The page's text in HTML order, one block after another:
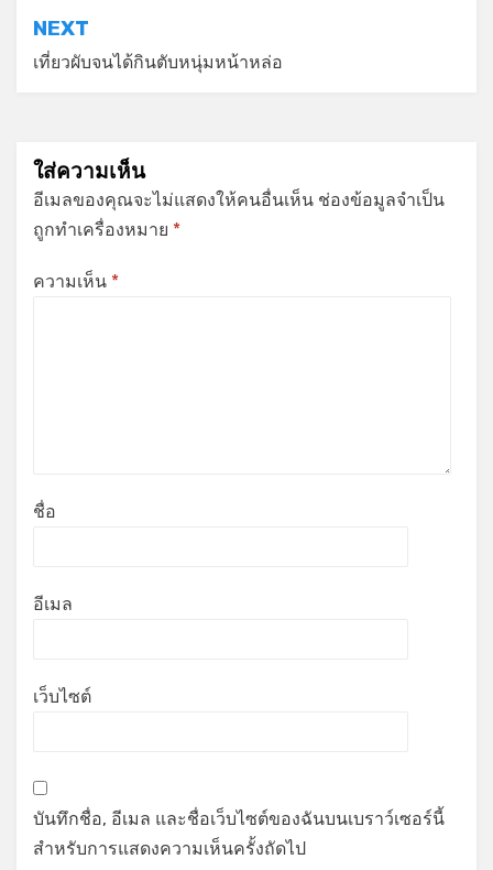
NEXT
เที่ยวผับจนได้กินตับหนุ่มหน้าหล่อ
ใส่ความเห็น
อีเมลของคุณจะไม่แสดงให้คนอื่นเห็น ช่องข้อมูลจำเป็น
ถูกทำเครื่องหมาย *
ความเห็น *
ชื่อ
อีเมล
เว็บไซต์
บันทึกชื่อ, อีเมล และชื่อเว็บไซต์ของฉันบนเบราว์เซอร์นี้
สำหรับการแสดงความเห็นครั้งถัดไป